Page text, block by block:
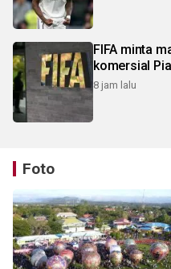
FIFA minta
komersial
8 jam lalu
Foto